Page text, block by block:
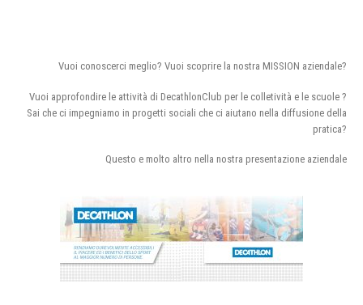
Vuoi conoscerci meglio? Vuoi scoprire la nostra MISSION aziendale?
Vuoi approfondire le attività di DecathlonClub per le colletività e le scuole ?
Sai che ci impegniamo in progetti sociali che ci aiutano nella diffusione della
pratica?
Questo e molto altro nella nostra presentazione aziendale